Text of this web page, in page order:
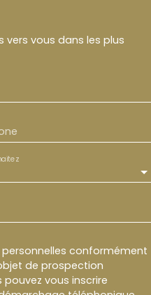
vers vous dans les plus
conformément
de prospection
vous inscrire